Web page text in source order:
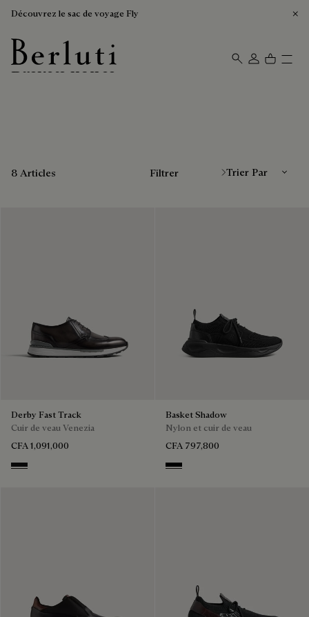
Découvrez le sac de voyage Fly
Page d'Accueil Berluti
Baskets noires
8 Articles Filtrer
Derby Fast Track
Cuir de veau Venezia
CFA 1,091,000
NERO GRIGIO
Basket Shadow
Nylon et cuir de veau
CFA 797,800
Jet Black